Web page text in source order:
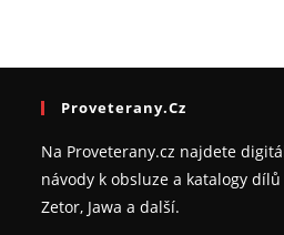
Proveterany.cz
Na Proveterany.cz najdete
návody k obsluze a katalogy
Zetor, Jawa a další.